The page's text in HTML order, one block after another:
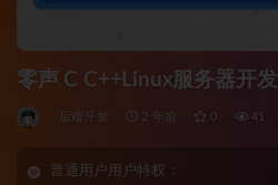
零声 C C++Linux服务器开
后端开发 2 年前 0 41
普通用户用户特权：